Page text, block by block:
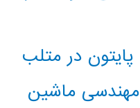
پایتون در متلب
ماشین